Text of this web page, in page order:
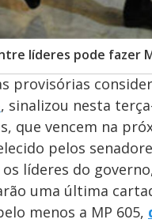
líderes pode fazer
provisórias
, sinalizou nesta
que vencem na
pelos
líderes do
uma última
menos a MP 605,